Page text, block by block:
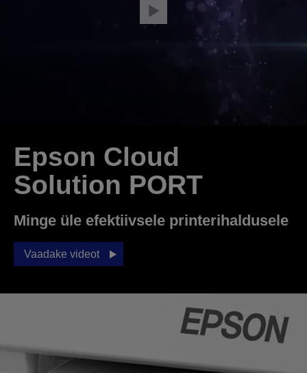
Epson Cloud
Solution PORT
Minge üle efektiivsele printerihaldusele
Vaadake videot